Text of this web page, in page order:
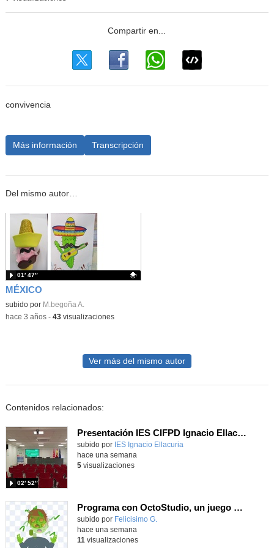
convivencia
Más información Transcripción
Del mismo autor…
MÉXICO
Contenido educativo.
subido por M.begoña A.
01′ 47″
-hace 3 años- 43visualizaciones
Ver más del mismo autor
Contenidos relacionados:
Presentación IES CIFPD Ignacio Ellacuría
Contenido educativo.
subido por IES Ignacio Ellacuria
02′ 52″
hace una semana
5visualizaciones
Programa con OctoStudio, un juego homenajeando al House of the dead con Zombies
Contenido educativo.
subido por Felicisimo G.
hace una semana
11 visualizaciones